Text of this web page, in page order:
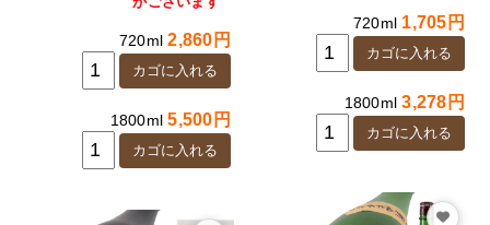
720ml2,860円
1800ml5,500円
720ml 1,705円
1800ml3,278円